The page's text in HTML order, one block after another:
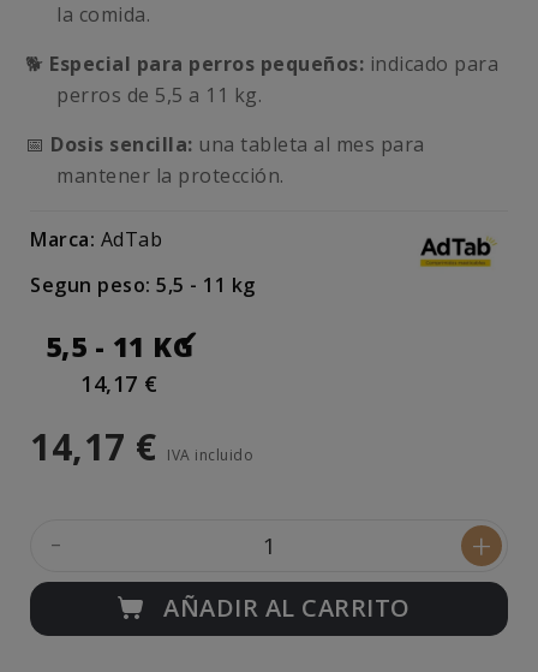
la comida.
🐕 Especial para perros pequeños: indicado para
perros de 5,5 a 11 kg.
📅 Dosis sencilla: una tableta al mes para
mantener la protección.
Marca: AdTab
Segun peso: 5,5 - 11 kg
5,5 - 11 KG
14,17 €
14,17 € IVA incluido
- +
AÑADIR AL CARRITO